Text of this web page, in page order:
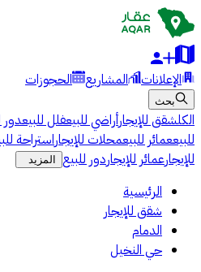
الإعلانات المشاريع الحجوزات
بحث
الكلشقق للإيجارأراضي للبيعفلل للبيعدور
للبيععمائر للبيعمحلات للإيجاراستراحة
للإيجارعمائر للإيجاردور للبيع المزيد
الرئيسية
شقق للإيجار
الدمام
حي النخيل